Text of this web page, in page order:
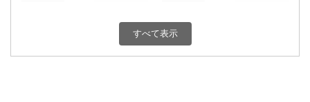
900円 富山県
すべて表示